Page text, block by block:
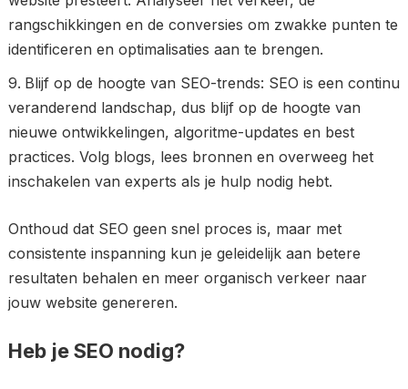
rangschikkingen en de conversies om zwakke punten te
identificeren en optimalisaties aan te brengen.
Blijf op de hoogte van SEO-trends: SEO is een continu
veranderend landschap, dus blijf op de hoogte van
nieuwe ontwikkelingen, algoritme-updates en best
practices. Volg blogs, lees bronnen en overweeg het
inschakelen van experts als je hulp nodig hebt.
Onthoud dat SEO geen snel proces is, maar met
consistente inspanning kun je geleidelijk aan betere
resultaten behalen en meer organisch verkeer naar
jouw website genereren.
Heb je SEO nodig?